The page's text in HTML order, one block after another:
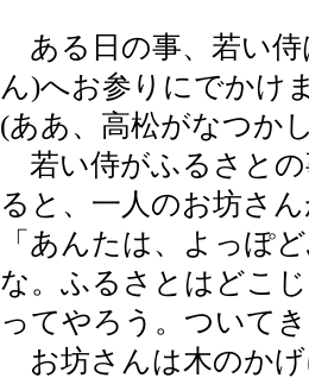
ある日の事、若い侍
ん)へお参りにでかけ
(ああ、高松がなつか
若い侍がふるさと
ると、一人のお坊さ
「あんたは、よっぽ
な。ふるさとはどこ
ってやろう。ついて
お坊さんは木のかげ